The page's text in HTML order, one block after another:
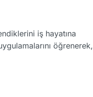
iş hayatına
öğrenerek,